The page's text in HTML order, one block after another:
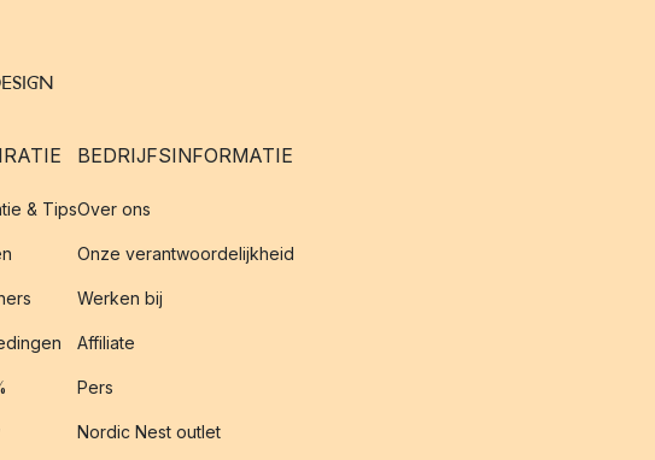
& Tips
BEDRIJFSINFORMATIE
Over ons
Onze verantwoordelijkheid
Werken bij
Affiliate
Pers
Nordic Nest outlet